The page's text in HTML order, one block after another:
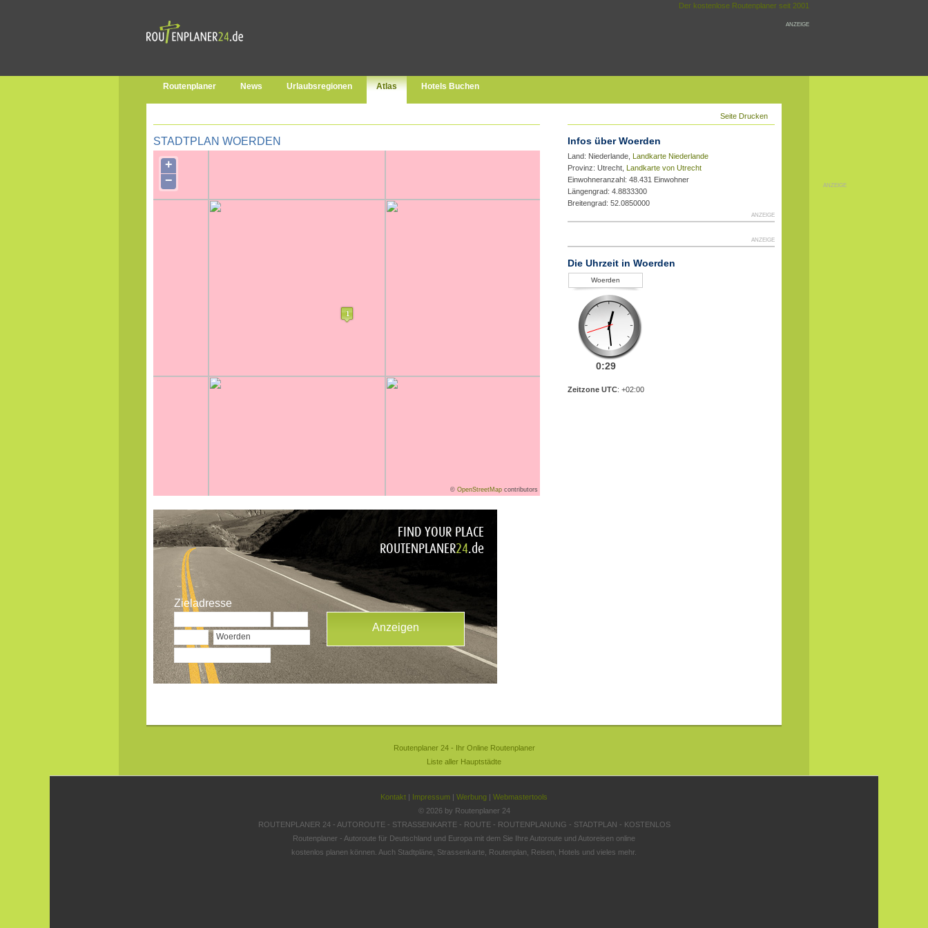
Der kostenlose Routenplaner seit 2001
ANZEIGE
ANZEIGE
Routenplaner News Urlaubsregionen Atlas Hotels Buchen
Seite Drucken
STADTPLAN WOERDEN
+
−
© OpenStreetMap contributors
Zieladresse
Infos über Woerden
Land: Niederlande, Landkarte Niederlande
Provinz: Utrecht, Landkarte von Utrecht
Einwohneranzahl: 48.431 Einwohner
Längengrad: 4.8833300
Breitengrad: 52.0850000
ANZEIGE
ANZEIGE
Die Uhrzeit in Woerden
Woerden
0:29
Zeitzone UTC: +02:00
Routenplaner 24 - Ihr Online Routenplaner
Liste aller Hauptstädte
Kontakt | Impressum | Werbung | Webmastertools
© 2026 by Routenplaner 24
ROUTENPLANER 24 - AUTOROUTE - STRASSENKARTE - ROUTE - ROUTENPLANUNG - STADTPLAN - KOSTENLOS
Routenplaner - Autoroute für Deutschland und Europa mit dem Sie Ihre Autoroute und Autoreisen online
kostenlos planen können. Auch Stadtpläne, Strassenkarte, Routenplan, Reisen, Hotels und vieles mehr.